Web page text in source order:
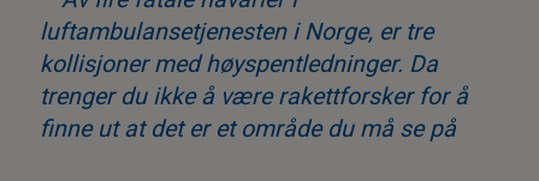
luftambulansetjenesten i Norge, er tre
kollisjoner med høyspentledninger. Da
trenger du ikke å være rakettforsker for å
finne ut at det er et område du må se på